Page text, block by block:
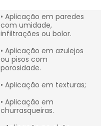
• Aplicação em paredes
com umidade,
infiltrações ou bolor.
• Aplicação em azulejos
ou pisos com
porosidade.
• Aplicação em texturas;
• Aplicação em
churrasqueiras.